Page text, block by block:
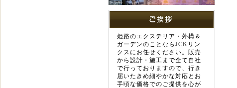
姫路のエクステリア・外構＆
ガーデンのことならJCKリン
クスにお任せください。販売
から設計・施工まで全て自社
で行っておりますので、行き
届いたきめ細やかな対応とお
手頃な価格でのご提供を心が